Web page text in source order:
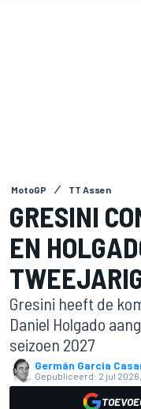
MotoGP TT Assen
GRESINI
EN
Gresini heeft de
Daniel Holgado
seizoen 2027
Germán Garcia
Gepubliceerd: 2 jul